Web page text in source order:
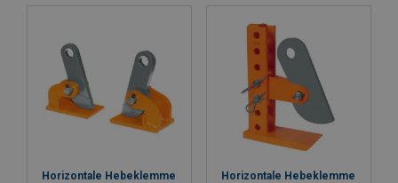
Horizontale Hebeklemme
Horizontale Hebeklemme